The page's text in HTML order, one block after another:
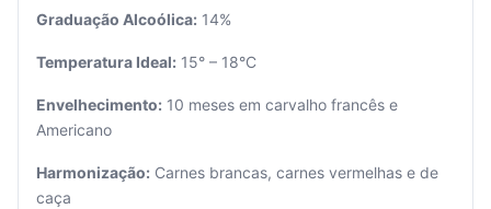
carrinho
está
Graduação Alcoólica: 14%
Temperatura Ideal: 15° – 18°C
Envelhecimento: 10 meses em carvalho francês e
Americano
Harmonização: Carnes brancas, carnes vermelhas e de
caça